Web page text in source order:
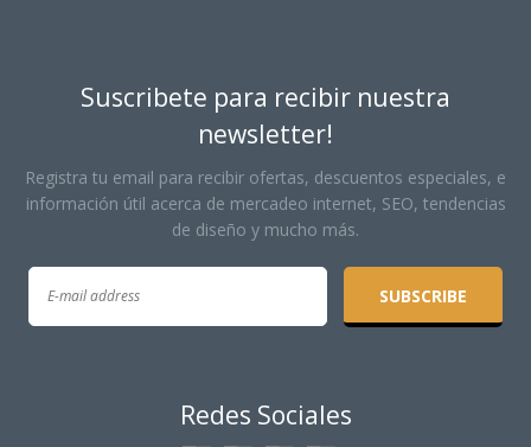
Suscribete para recibir nuestra
newsletter!
Registra tu email para recibir ofertas, descuentos especiales, e
información útil acerca de mercadeo internet, SEO, tendencias
de diseño y mucho más.
Redes Sociales